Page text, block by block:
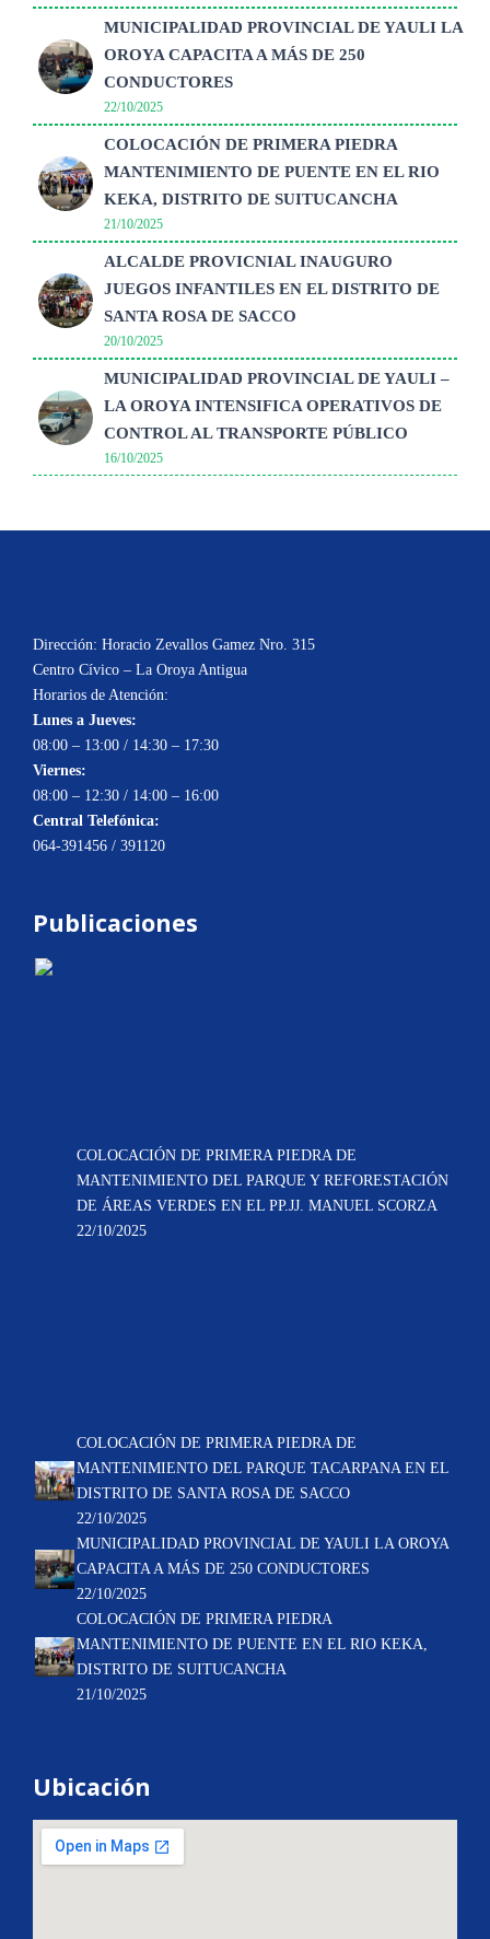
MUNICIPALIDAD PROVINCIAL DE YAULI LA
OROYA CAPACITA A MÁS DE 250
CONDUCTORES
22/10/2025
COLOCACIÓN DE PRIMERA PIEDRA
MANTENIMIENTO DE PUENTE EN EL RIO
KEKA, DISTRITO DE SUITUCANCHA
21/10/2025
ALCALDE PROVICNIAL INAUGURO
JUEGOS INFANTILES EN EL DISTRITO DE
SANTA ROSA DE SACCO
20/10/2025
MUNICIPALIDAD PROVINCIAL DE YAULI –
LA OROYA INTENSIFICA OPERATIVOS DE
CONTROL AL TRANSPORTE PÚBLICO
16/10/2025
Dirección: Horacio Zevallos Gamez Nro. 315
Centro Cívico – La Oroya Antigua
Horarios de Atención:
Lunes a Jueves:
08:00 – 13:00 / 14:30 – 17:30
Viernes:
08:00 – 12:30 / 14:00 – 16:00
Central Telefónica:
064-391456 / 391120
Publicaciones
COLOCACIÓN DE PRIMERA PIEDRA DE
MANTENIMIENTO DEL PARQUE Y REFORESTACIÓN
DE ÁREAS VERDES EN EL PP.JJ. MANUEL SCORZA
22/10/2025
COLOCACIÓN DE PRIMERA PIEDRA DE
MANTENIMIENTO DEL PARQUE TACARPANA EN EL
DISTRITO DE SANTA ROSA DE SACCO
22/10/2025
MUNICIPALIDAD PROVINCIAL DE YAULI LA OROYA
CAPACITA A MÁS DE 250 CONDUCTORES
22/10/2025
COLOCACIÓN DE PRIMERA PIEDRA
MANTENIMIENTO DE PUENTE EN EL RIO KEKA,
DISTRITO DE SUITUCANCHA
21/10/2025
Ubicación